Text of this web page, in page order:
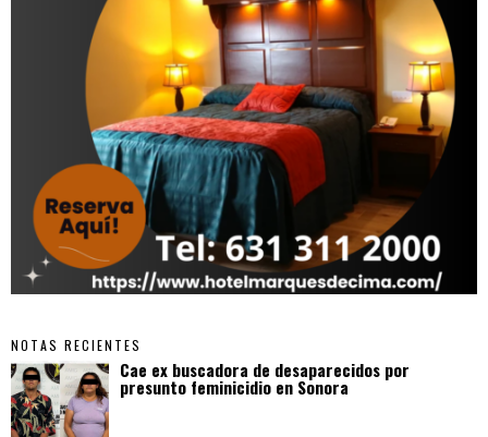
NOTAS RECIENTES
Cae ex buscadora de desaparecidos por
presunto feminicidio en Sonora